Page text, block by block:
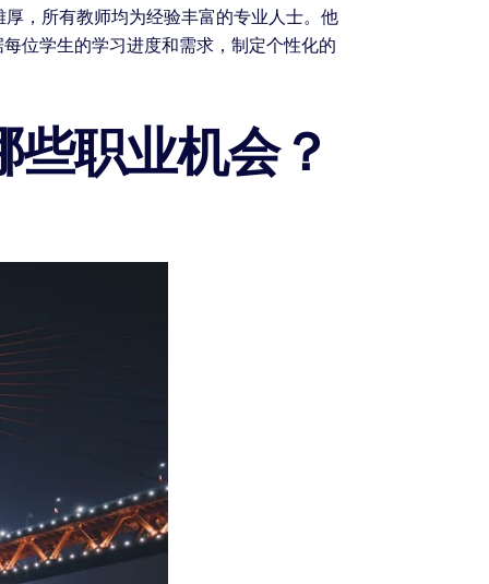
，所有教师均为经验丰富的专业人士。他
位学生的学习进度和需求，制定个性化的
职业机会？